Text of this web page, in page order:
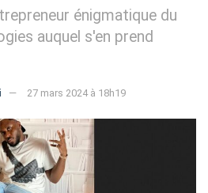
énigmatique du
auquel s'en prend
27 mars 2024 à 18h19